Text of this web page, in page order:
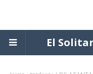
El